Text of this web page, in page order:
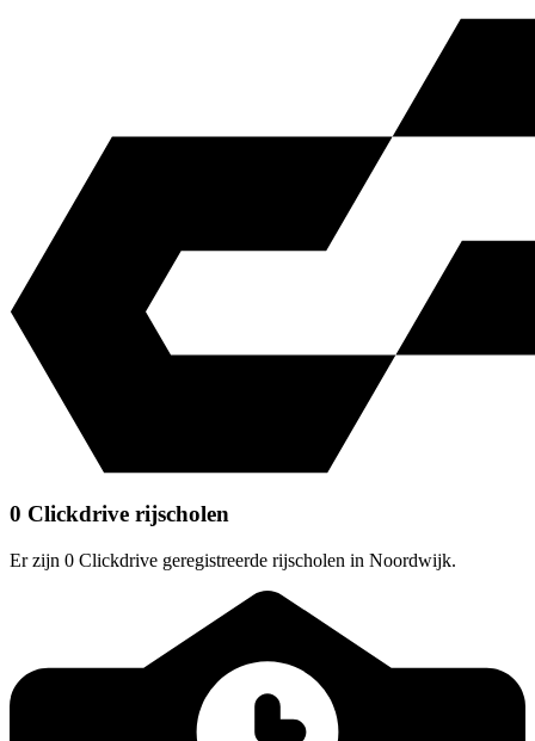
0 Clickdrive rijscholen
Er zijn 0 Clickdrive geregistreerde rijscholen in Noordwijk.